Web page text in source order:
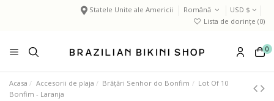
Statele Unite ale Americii Română
USD $
Lista de dorințe (0)
0
Acasa Accesorii de plaja Brățări Senhor do Bonfim
Lot Of 10
Bonfim - Laranja